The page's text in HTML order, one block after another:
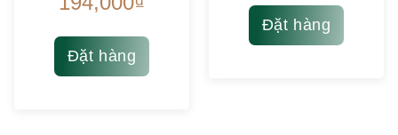
Đặt hàng
Đặt hàng